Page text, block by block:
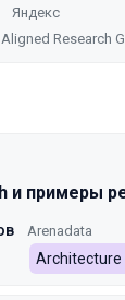
Яндекс
Aligned Research
и примеры
Arenadata